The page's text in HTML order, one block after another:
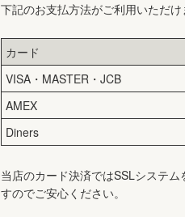
下記のお支払方法がご利用いただけ
カード
VISA・MASTER・JCB
AMEX
Diners
当店のカード決済ではSSLシステ
すのでご安心ください。